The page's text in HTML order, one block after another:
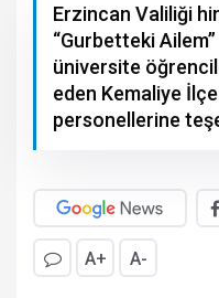
Erzincan Valiliği
“Gurbetteki
üniversite
eden Kemaliye
personellerine
A+ A-